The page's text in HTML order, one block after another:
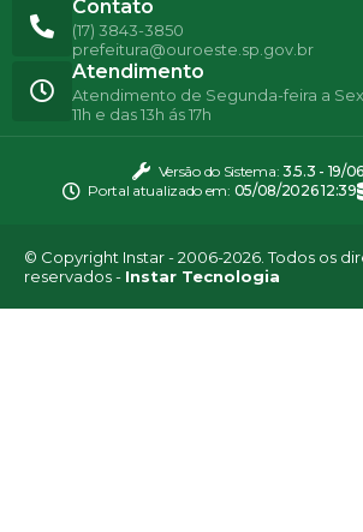
Contato
(17) 3843-3850
prefeitura@ouroeste.sp.gov.br
Atendimento
Atendimento de Segunda-feira a
11h e das 13h ás 17h
Versão do Sistema: 3.5.3 - 19/
Portal atualizado em: 05/08/2026 12:39
© Copyright Instar - 2006-2026. Todos os
reservados - Instar Tecnologia